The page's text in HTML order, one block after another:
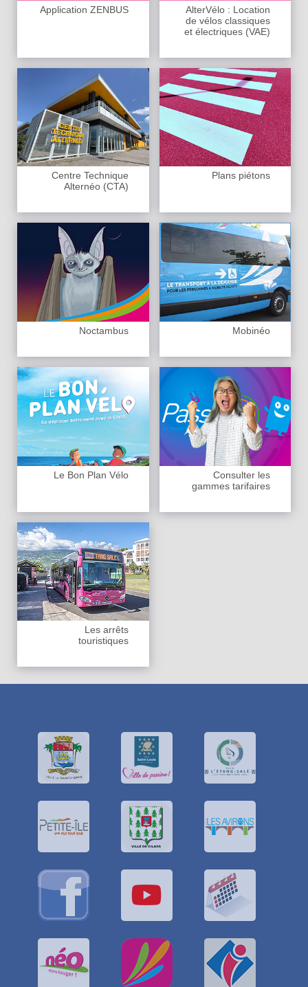
Application ZENBUS
AlterVélo : Location
de vélos classiques
et électriques (VAE)
Centre Technique
Alternéo (CTA)
Plans piétons
Noctambus Mobinéo
Le Bon Plan Vélo
Consulter les
gammes tarifaires
Les arrêts
touristiques